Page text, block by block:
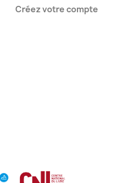
Créez votre compte